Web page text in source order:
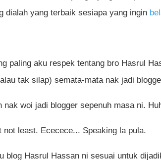
dialah yang terbaik sesiapa yang ingin
paling aku respek tentang bro Hasrul
tak silap) semata-mata nak jadi
nak woi jadi blogger sepenuh masa ni.
not least. Ececece... Speaking la pula.
blog Hasrul Hassan ni sesuai untuk